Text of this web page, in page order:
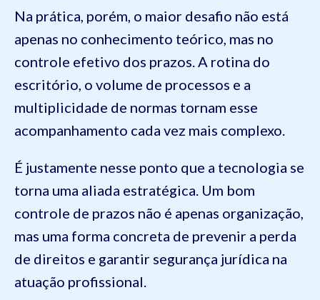
Na prática, porém, o maior desafio não está
apenas no conhecimento teórico, mas no
controle efetivo dos prazos. A rotina do
escritório, o volume de processos e a
multiplicidade de normas tornam esse
acompanhamento cada vez mais complexo.
É justamente nesse ponto que a tecnologia se
torna uma aliada estratégica. Um bom
controle de prazos não é apenas organização,
mas uma forma concreta de prevenir a perda
de direitos e garantir segurança jurídica na
atuação profissional.